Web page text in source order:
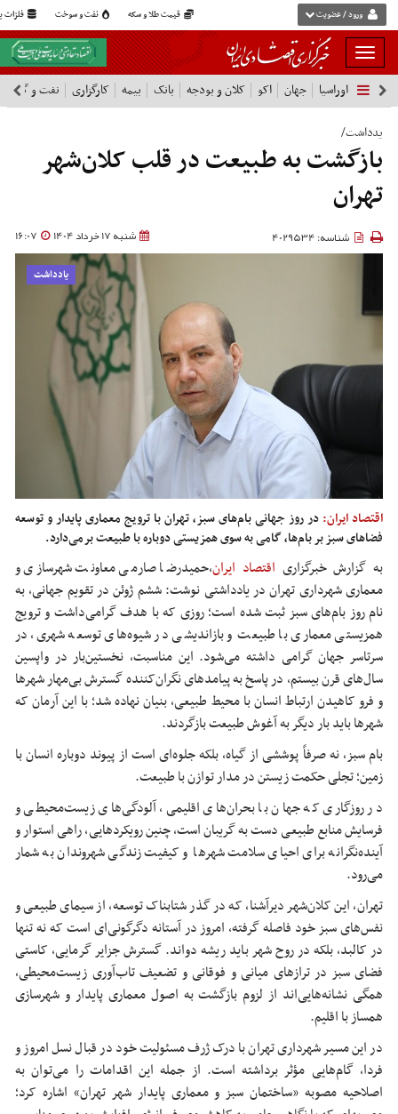
قیمت طلا و سکه نفت و سوخت فلزات ورود / عضویت
بار
و
بسته
نمودن
فهرست
اوراسیا جهان اکو کلان و بودجه بانک بیمه کارگزاری نفت و گاز
یدداشت/
بازگشت به طبیعت در قلب کلان‌شهر
تهران
شنبه 17 خرداد 1404 16:07 شناسه: 4029534
یادداشت
اقتصاد ایران: در روز جهانی بام‌های سبز، تهران با ترویج معماری پایدار و توسعه
فضاهای سبز بر بام‌ها، گامی به سوی همزیستی دوباره با طبیعت برمی‌دارد.
به گزارش خبرگزاری اقتصاد ایران،حمیدرضا صارمی معاونت شهرسازی و
معماری شهرداری تهران در یادداشتی نوشت: ششم ژوئن در تقویم جهانی، به
نام روز بام‌های سبز ثبت شده است؛ روزی که با هدف گرامی‌داشت و ترویج
همزیستی معماری با طبیعت و بازاندیشی در شیوه‌های توسعه شهری، در
سرتاسر جهان گرامی داشته می‌شود. این مناسبت، نخستین‌بار در واپسین
سال‌های قرن بیستم، در پاسخ به پیامدهای نگران‌کننده گسترش بی‌مهار شهرها
و فروکاهیدنارتباط انسان با محیط طبیعی، بنیان نهاده شد؛ با این آرمان که
شهرها باید بار دیگر به آغوش طبیعت بازگردند.
بام سبز، نه صرفاً پوششی از گیاه، بلکه جلوه‌ای است از پیوند دوباره انسان با
زمین؛ تجلی حکمت زیستن در مدار توازن با طبیعت.
در روزگاری که جهان با بحران‌های اقلیمی، آلودگی‌های زیست‌محیطی و
فرسایش منابع طبیعی دست به گریبان است، چنین رویکردهایی، راهی استوار و
آینده‌نگرانه برای احیای سلامت شهرها و کیفیت زندگی شهروندان به شمار
می‌رود.
تهران، این کلان‌شهر دیرآشنا، که در گذر شتابناک توسعه، از سیمای طبیعی و
نفس‌های سبز خود فاصله گرفته، امروز در آستانه دگرگونی‌ای است که نه تنها
در کالبد، بلکه در روح شهر باید ریشه دواند. گسترش جزایر گرمایی، کاستی
فضای سبز در ترازهای میانی و فوقانی و تضعیف تاب‌آوری زیست‌محیطی،
همگی نشانه‌هایی‌اند از لزوم بازگشت به اصول معماری پایدار و شهرسازی
همساز با اقلیم.
در این مسیر شهرداری تهران با درک ژرف مسئولیت خود در قبال نسل امروز و
فردا، گام‌هایی مؤثر برداشته است. از جمله این اقدامات را می‌توان به
اصلاحیه مصوبه «ساختمان سبز و معماری پایدار شهر تهران» اشاره کرد؛